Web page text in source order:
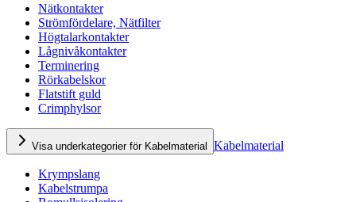
Nätkontakter
Strömfördelare, Nätfilter
Högtalarkontakter
Lågnivåkontakter
Terminering
Rörkabelskor
Flatstift guld
Crimphylsor
Visa underkategorier för Kabelmaterial Kabelmaterial
Krympslang
Kabelstrumpa